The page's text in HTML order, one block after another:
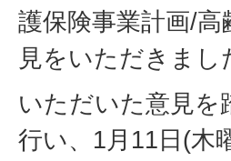
護保険事業計画/
見をいただきまし
いただいた意見を
行い、1月11日(木